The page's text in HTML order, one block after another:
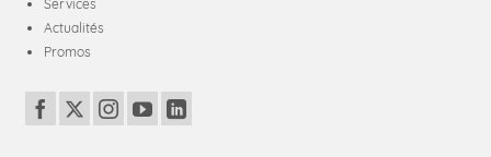
Services
Actualités
Promos